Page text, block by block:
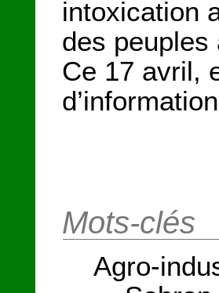
intoxication
des
Ce 17 avril,
Mots-clés
Agro-